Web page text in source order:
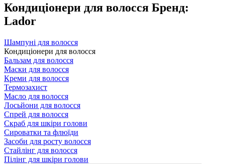
Кондиціонери для волосся Бренд:
Lador
Шампуні для волосся
Кондиціонери для волосся
Бальзам для волосся
Маски для волосся
Креми для волосся
Термозахист
Масло для волосся
Лосьйони для волосся
Спрей для волосся
Скраб для шкіри голови
Сироватки та флюїди
Засоби для росту волосся
Стайлінг для волосся
Пілінг для шкіри голови